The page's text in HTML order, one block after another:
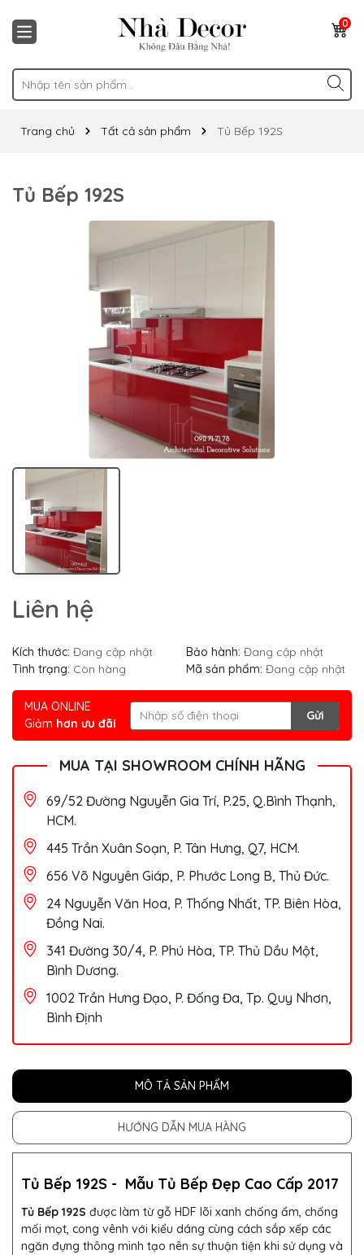
0
Trang chủ Tất cả sản phẩm Tủ Bếp 192S
Tủ Bếp 192S
Liên hệ
Kích thước: Đang cập nhật Bảo hành: Đang cập nhật
Tình trạng: Còn hàng Mã sản phẩm: Đang cập nhật
MUA ONLINE
Giảm hơn ưu đãi
Gửi
MUA TẠI SHOWROOM CHÍNH HÃNG
69/52 Đường Nguyễn Gia Trí, P.25, Q.Bình Thạnh,
HCM.
445 Trần Xuân Soạn, P. Tân Hưng, Q7, HCM.
656 Võ Nguyên Giáp, P. Phước Long B, Thủ Đức.
24 Nguyễn Văn Hoa, P. Thống Nhất, TP. Biên Hòa,
Đồng Nai.
341 Đường 30/4, P. Phú Hòa, TP. Thủ Dầu Một,
Bình Dương.
1002 Trần Hưng Đạo, P. Đống Đa, Tp. Quy Nhơn,
Bình Định
MÔ TẢ SẢN PHẨM
HƯỚNG DẪN MUA HÀNG
Tủ Bếp 192S - Mẫu Tủ Bếp Đẹp Cao Cấp 2017
Tủ Bếp 192S được làm từ gỗ HDF lõi xanh chống ẩm, chống
mối mọt, cong vênh với kiểu dáng cùng cách sắp xếp các
ngăn đựng thông minh tạo nên sự thuận tiện khi sử dụng và